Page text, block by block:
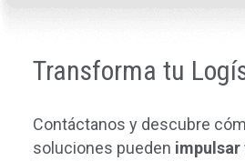
objetivos de crecimiento y
sector.
Transforma tu
Contáctanos y descubre
soluciones pueden